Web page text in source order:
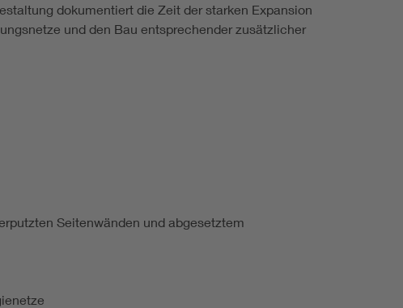
dokumentiert die Zeit der starken Expansion
und den Bau entsprechender zusätzlicher
Seitenwänden und abgesetztem